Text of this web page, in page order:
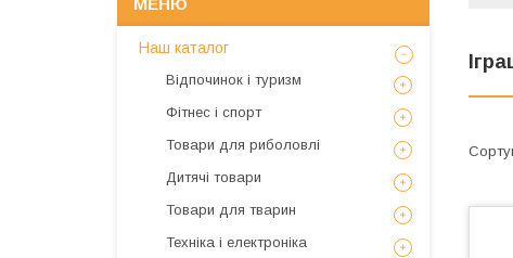
Наш каталог
Відпочинок і туризм
Фітнес і спорт
Товари для риболовлі
Дитячі товари
Товари для тварин
Техніка і електроніка